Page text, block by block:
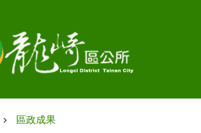
區政成果